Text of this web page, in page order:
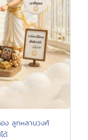
ง ลูกหลานวงศ์
ด้